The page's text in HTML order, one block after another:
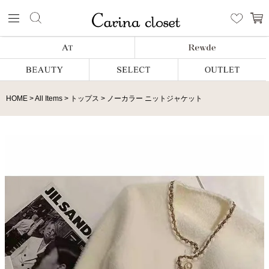
HOME All Items トップス ノーカラー ニットジャケット